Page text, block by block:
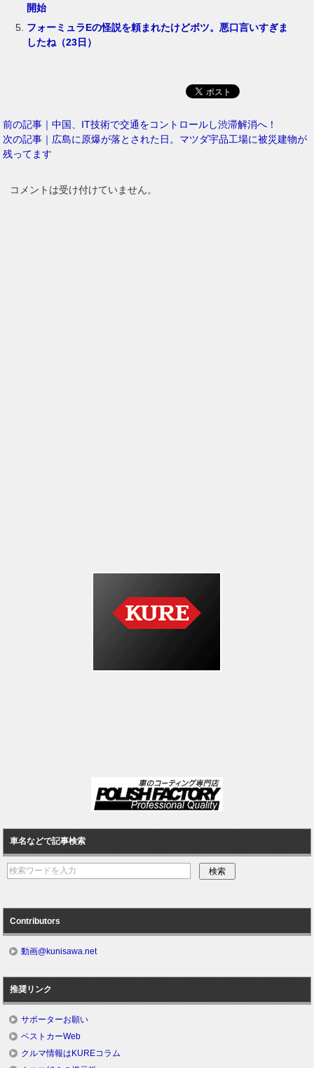
開始
フォーミュラEの怪説を頼まれたけどボツ。悪口言いすぎま
したね（23日）
前の記事｜中国、IT技術で交通をコントロールし渋滞解消へ！
次の記事｜広島に原爆が落とされた日。マツダ宇品工場に被災建物が
残ってます
コメントは受け付けていません。
車名などで記事検索
Contributors
動画@kunisawa.net
推奨リンク
サポーターお願い
ベストカーWeb
クルマ情報はKUREコラム